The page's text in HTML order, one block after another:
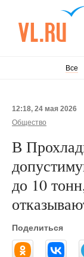
Все
12:18, 24 мая 2026
Общество
В
до 10
Поделиться